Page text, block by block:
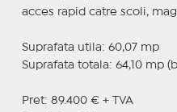
acces rapid catre scoli,
Suprafata utila: 60,07 mp
Suprafata totala: 64,10 mp
Pret: 89.400 € + TVA